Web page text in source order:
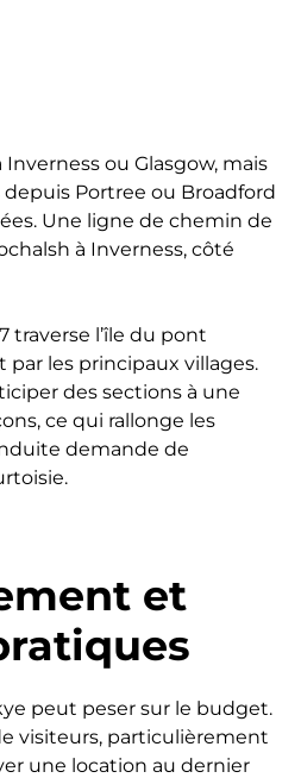
ou Glasgow, mais
Portree ou Broadford
Une ligne de chemin de
à Inverness, côté
traverse l’île du pont
par les principaux villages.
des sections à une
ce qui rallonge les
demande de
et
peut peser sur le budget.
visiteurs, particulièrement
une location au dernier